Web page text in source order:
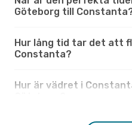
Göteborg till
Hur lång tid tar det att
Constanta?
Hur är vädret i